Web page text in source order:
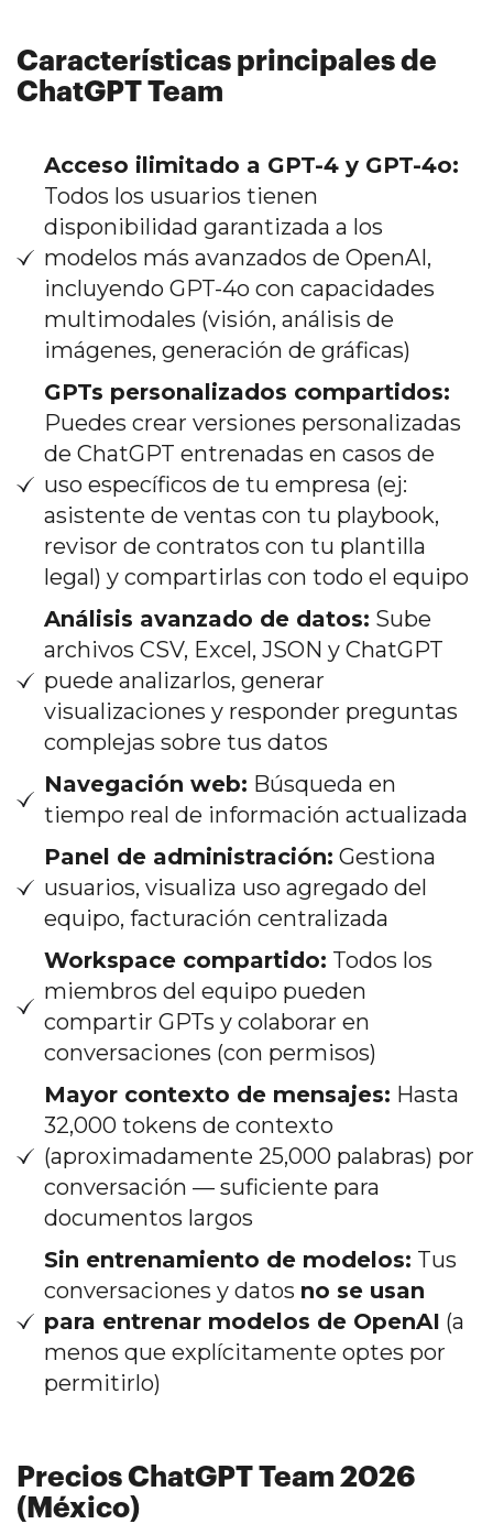
Características principales de
ChatGPT Team
Acceso ilimitado a GPT-4 y GPT-4o:
Todos los usuarios tienen
disponibilidad garantizada a los
modelos más avanzados de OpenAI,
incluyendo GPT-4o con capacidades
multimodales (visión, análisis de
imágenes, generación de gráficas)
GPTs personalizados compartidos:
Puedes crear versiones personalizadas
de ChatGPT entrenadas en casos de
uso específicos de tu empresa (ej:
asistente de ventas con tu playbook,
revisor de contratos con tu plantilla
legal) y compartirlas con todo el equipo
Análisis avanzado de datos: Sube
archivos CSV, Excel, JSON y ChatGPT
puede analizarlos, generar
visualizaciones y responder preguntas
complejas sobre tus datos
Navegación web: Búsqueda en
tiempo real de información actualizada
Panel de administración: Gestiona
usuarios, visualiza uso agregado del
equipo, facturación centralizada
Workspace compartido: Todos los
miembros del equipo pueden
compartir GPTs y colaborar en
conversaciones (con permisos)
Mayor contexto de mensajes: Hasta
32,000 tokens de contexto
(aproximadamente 25,000 palabras) por
conversación — suficiente para
documentos largos
Sin entrenamiento de modelos: Tus
conversaciones y datos no se usan
para entrenar modelos de OpenAI (a
menos que explícitamente optes por
permitirlo)
Precios ChatGPT Team 2026
(México)